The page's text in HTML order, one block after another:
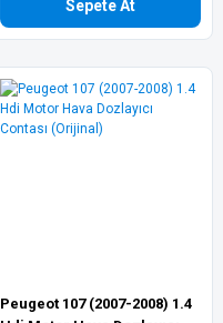
Sepete At
Peugeot 107 (2007-2008) 1.4